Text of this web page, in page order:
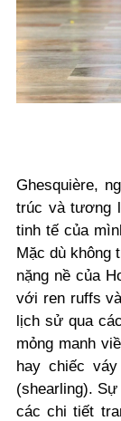
Ghesquière,
trúc và tương
tinh tế của
Mặc dù không
nặng nề của
với ren ruffs
lịch sử qua
mỏng manh
hay chiếc
(shearling).
các chi tiết